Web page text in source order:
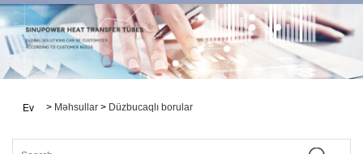
Ev > Məhsullar > Düzbucaqlı borular